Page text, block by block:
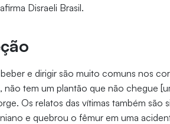
Disraeli Brasil.
e dirigir são muito comuns nos
não tem um plantão que não chegue
Os relatos das vítimas também são
e quebrou o fêmur em uma